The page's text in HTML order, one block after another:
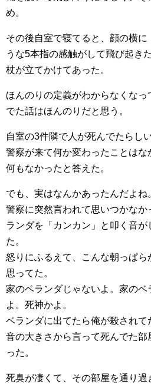
め。
その後自室で寝てると、顔の横に
うな5本指の感触がして飛び起き
杖が立てかけてあった。
ほんのりの定義がわからなくな
でた話はほんのりだと思う。
自室の3件隣で人が死んでたらし
警察が来て何か変わったことはな
何もなかったと答えた。
でも、実はなんかあったんだよね
警察に突然言われて思いつかな
ランダを「カンカン」と叩く音
た。
怒りにふるえて、こんな朝っぱら
思ってた。
家のベランダじゃないよ。家の
よ。死神かよ。
ベランダに出てたら俺が殺されて
音の大きさから言って死んでた
った。
死臭が凄くて、その部屋を通り過